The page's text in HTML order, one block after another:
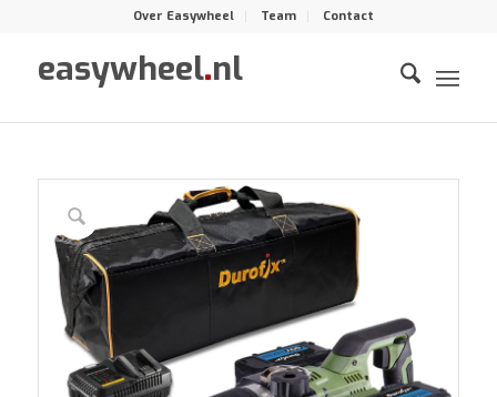
Over Easywheel Team Contact
easywheel.nl